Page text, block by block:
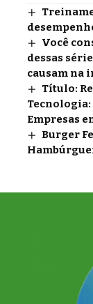
Você
dessas
causam na
Título:
Empresas
Burger